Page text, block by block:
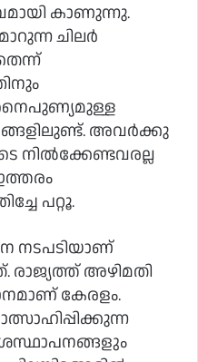
കാണുന്നു.
ചിലർ
നൈപുണ്യമുള്ള
അവർക്കു
നിൽക്കേണ്ടവരല്ല
പറ്റൂ.
നടപടിയാണ്‌
രാജ്യത്ത്‌ അഴിമതി
കേരളം.